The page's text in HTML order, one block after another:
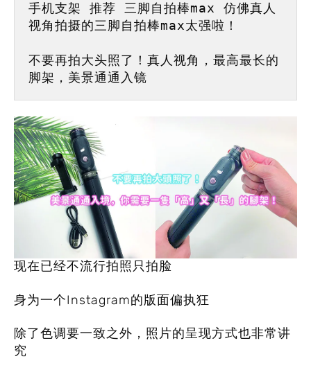
手机支架 推荐 三脚自拍棒max 仿佛真人
视角拍摄的三脚自拍棒max太强啦！
不要再拍大头照了！真人视角，最高最长的
脚架，美景通通入镜
现在已经不流行拍照只拍脸
身为一个Instagram的版面偏执狂
除了色调要一致之外，照片的呈现方式也非常讲
究